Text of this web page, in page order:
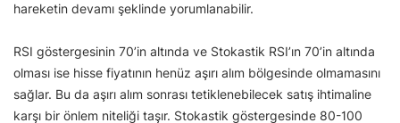
hareketin devamı şeklinde yorumlanabilir.
RSI göstergesinin 70’in altında ve Stokastik RSI’ın 70’in altında
olması ise hisse fiyatının henüz aşırı alım bölgesinde olmamasını
sağlar. Bu da aşırı alım sonrası tetiklenebilecek satış ihtimaline
karşı bir önlem niteliği taşır. Stokastik göstergesinde 80-100